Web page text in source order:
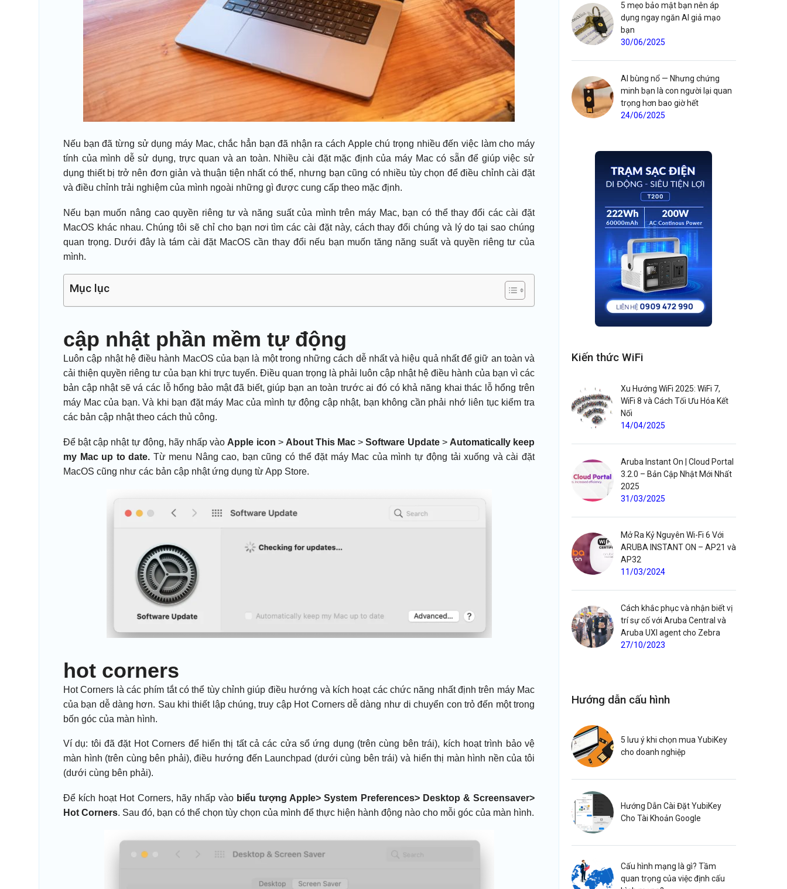
Nếu bạn đã từng sử dụng máy Mac, chắc hẳn bạn đã nhận ra cách Apple chú trọng nhiều đến việc làm cho máy
tính của mình dễ sử dụng, trực quan và an toàn. Nhiều cài đặt mặc định của máy Mac có sẵn để giúp việc sử
dụng thiết bị trở nên đơn giản và thuận tiện nhất có thể, nhưng bạn cũng có nhiều tùy chọn để điều chỉnh cài đặt
và điều chỉnh trải nghiệm của mình ngoài những gì được cung cấp theo mặc định.
Nếu bạn muốn nâng cao quyền riêng tư và năng suất của mình trên máy Mac, bạn có thể thay đổi các cài đặt
MacOS khác nhau. Chúng tôi sẽ chỉ cho bạn nơi tìm các cài đặt này, cách thay đổi chúng và lý do tại sao chúng
quan trọng. Dưới đây là tám cài đặt MacOS cần thay đổi nếu bạn muốn tăng năng suất và quyền riêng tư của
mình.
Mục lục
cập nhật phần mềm tự động
Luôn cập nhật hệ điều hành MacOS của bạn là một trong những cách dễ nhất và hiệu quả nhất để giữ an toàn và
cải thiện quyền riêng tư của bạn khi trực tuyến. Điều quan trọng là phải luôn cập nhật hệ điều hành của bạn vì các
bản cập nhật sẽ vá các lỗ hổng bảo mật đã biết, giúp bạn an toàn trước ai đó có khả năng khai thác lỗ hổng trên
máy Mac của bạn. Và khi bạn đặt máy Mac của mình tự động cập nhật, bạn không cần phải nhớ liên tục kiểm tra
các bản cập nhật theo cách thủ công.
Để bật cập nhật tự động, hãy nhấp vào Apple icon > About This Mac >Software Update> Automatically keep
my Mac up to date. Từ menu Nâng cao, bạn cũng có thể đặt máy Mac của mình tự động tải xuống và cài đặt
MacOS cũng như các bản cập nhật ứng dụng từ App Store.
hot corners
Hot Corners là các phím tắt có thể tùy chỉnh giúp điều hướng và kích hoạt các chức năng nhất định trên máy Mac
của bạn dễ dàng hơn. Sau khi thiết lập chúng, truy cập Hot Corners dễ dàng như di chuyển con trỏ đến một trong
bốn góc của màn hình.
Ví dụ: tôi đã đặt Hot Corners để hiển thị tất cả các cửa sổ ứng dụng (trên cùng bên trái), kích hoạt trình bảo vệ
màn hình (trên cùng bên phải), điều hướng đến Launchpad (dưới cùng bên trái) và hiển thị màn hình nền của tôi
(dưới cùng bên phải).
Để kích hoạt Hot Corners, hãy nhấp vào biểu tượng Apple> System Preferences> Desktop & Screensaver>
Hot Corners. Sau đó, bạn có thể chọn tùy chọn của mình để thực hiện hành động nào cho mỗi góc của màn hình.
5 mẹo bảo mật bạn nên áp
dụng ngay ngăn AI giả mạo
bạn
30/06/2025
AI bùng nổ — Nhưng chứng
minh bạn là con người lại quan
trọng hơn bao giờ hết
24/06/2025
Kiến thức WiFi
Xu Hướng WiFi 2025: WiFi 7,
WiFi 8 và Cách Tối Ưu Hóa Kết
Nối
14/04/2025
Aruba Instant On | Cloud Portal
3.2.0 – Bản Cập Nhật Mới Nhất
2025
31/03/2025
Mở Ra Kỷ Nguyên Wi-Fi 6 Với
ARUBA INSTANT ON – AP21 và
AP32
11/03/2024
Cách khắc phục và nhận biết vị
trí sự cố với Aruba Central và
Aruba UXI agent cho Zebra
27/10/2023
Hướng dẫn cấu hình
5 lưu ý khi chọn mua YubiKey
cho doanh nghiệp
Hướng Dẫn Cài Đặt YubiKey
Cho Tài Khoản Google
Cấu hình mạng là gì? Tầm
quan trọng của việc định cấu